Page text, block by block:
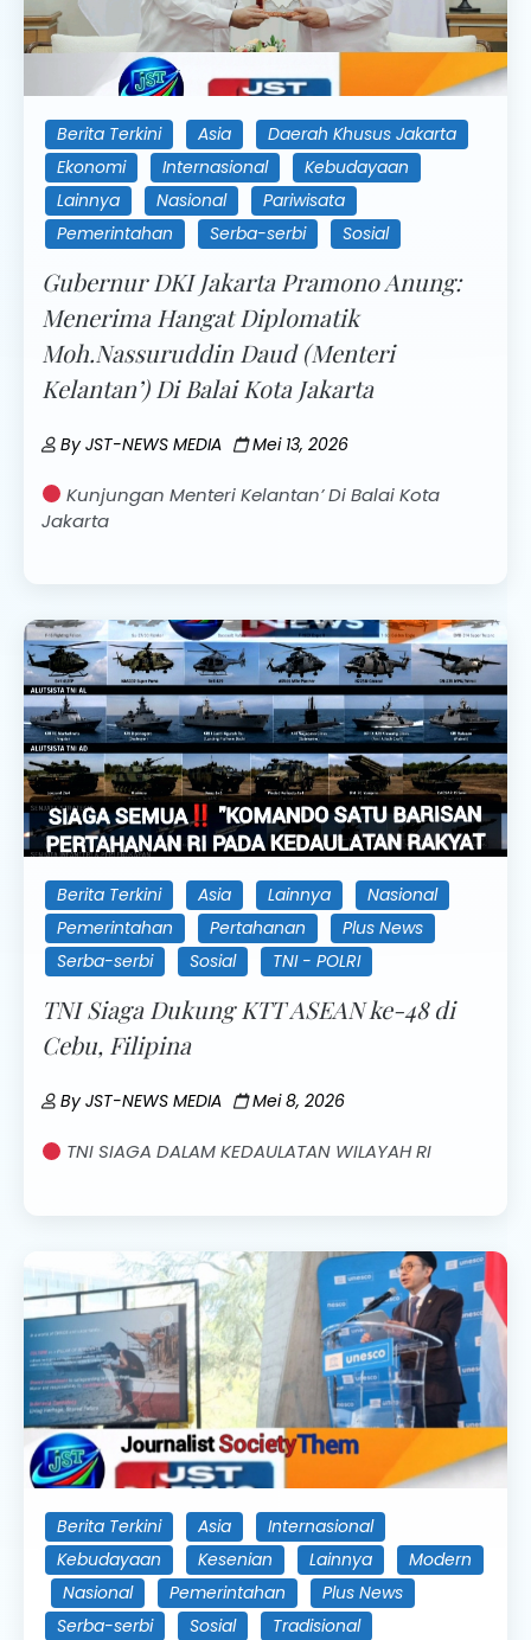
Berita Terkini Asia
Daerah Khusus Jakarta
Ekonomi
Internasional
Kebudayaan
Lainnya
Nasional
Pariwisata
Pemerintahan
Serba-serbi Sosial
Gubernur DKI Jakarta Pramono Anung:
Menerima Hangat Diplomatik
Moh.Nassuruddin Daud (Menteri
Kelantan’) Di Balai Kota Jakarta
ByJST-NEWS MEDIA Mei 13, 2026
Kunjungan Menteri Kelantan’ Di Balai Kota
Jakarta
Berita Terkini Asia Lainnya
Nasional
Pemerintahan
Pertahanan
Plus News
Serba-serbi
Sosial TNI - POLRI
TNI Siaga Dukung KTT ASEAN ke-48 di
Cebu, Filipina
ByJST-NEWS MEDIA Mei 8, 2026
TNI SIAGA DALAM KEDAULATAN WILAYAH RI
Berita Terkini Asia
Internasional
Kebudayaan
Kesenian Lainnya
Modern
Nasional
Pemerintahan
Plus News
Serba-serbi
Sosial Tradisional